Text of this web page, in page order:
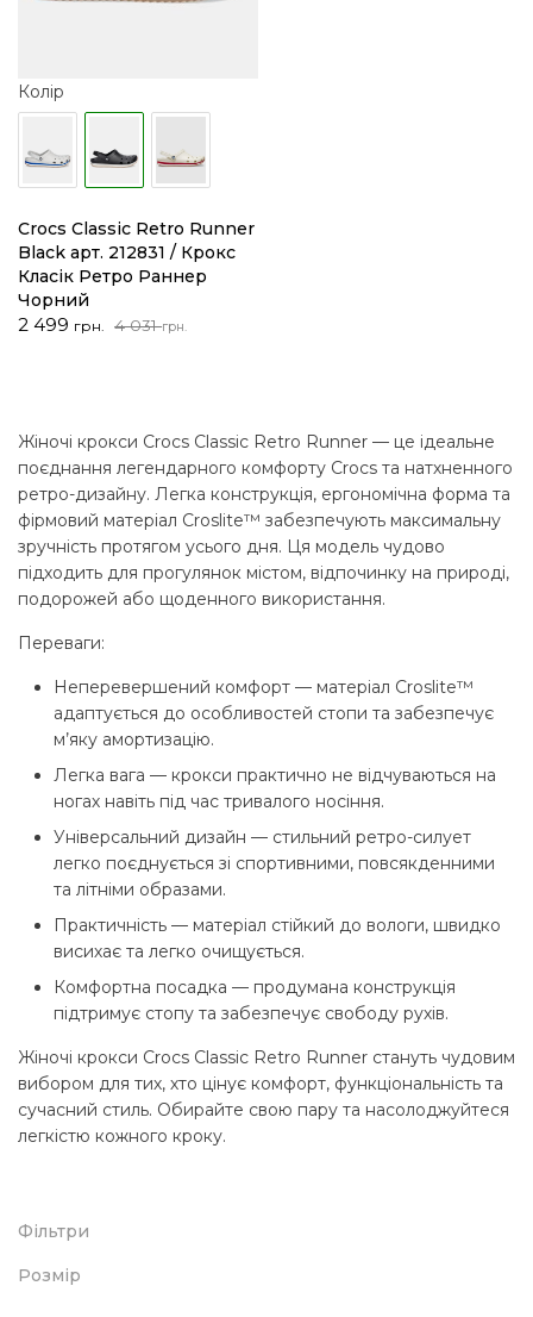
Жіночі крокси Crocs Classic Retro Runner — це ідеальне
поєднання легендарного комфорту Crocs та натхненного
ретро-дизайну. Легка конструкція, ергономічна форма та
фірмовий матеріал Croslite™ забезпечують максимальну
зручність протягом усього дня. Ця модель чудово
підходить для прогулянок містом, відпочинку на природі,
подорожей або щоденного використання.
Переваги:
Неперевершений комфорт — матеріал Croslite™
адаптується до особливостей стопи та забезпечує
м’яку амортизацію.
Легка вага — крокси практично не відчуваються на
ногах навіть під час тривалого носіння.
Універсальний дизайн — стильний ретро-силует
легко поєднується зі спортивними, повсякденними
та літніми образами.
Практичність — матеріал стійкий до вологи, швидко
висихає та легко очищується.
Комфортна посадка — продумана конструкція
підтримує стопу та забезпечує свободу рухів.
Жіночі крокси Crocs Classic Retro Runner стануть чудовим
вибором для тих, хто цінує комфорт, функціональність та
сучасний стиль. Обирайте свою пару та насолоджуйтеся
легкістю кожного кроку.
Колір
Crocs Classic Retro Runner
Black арт. 212831 / Крокс
Класік Ретро Раннер
Чорний
4 031грн.
Оригінальна
2 499 грн.
Поточна
Фільтри
Розмір